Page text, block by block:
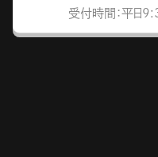
受付時間：平日